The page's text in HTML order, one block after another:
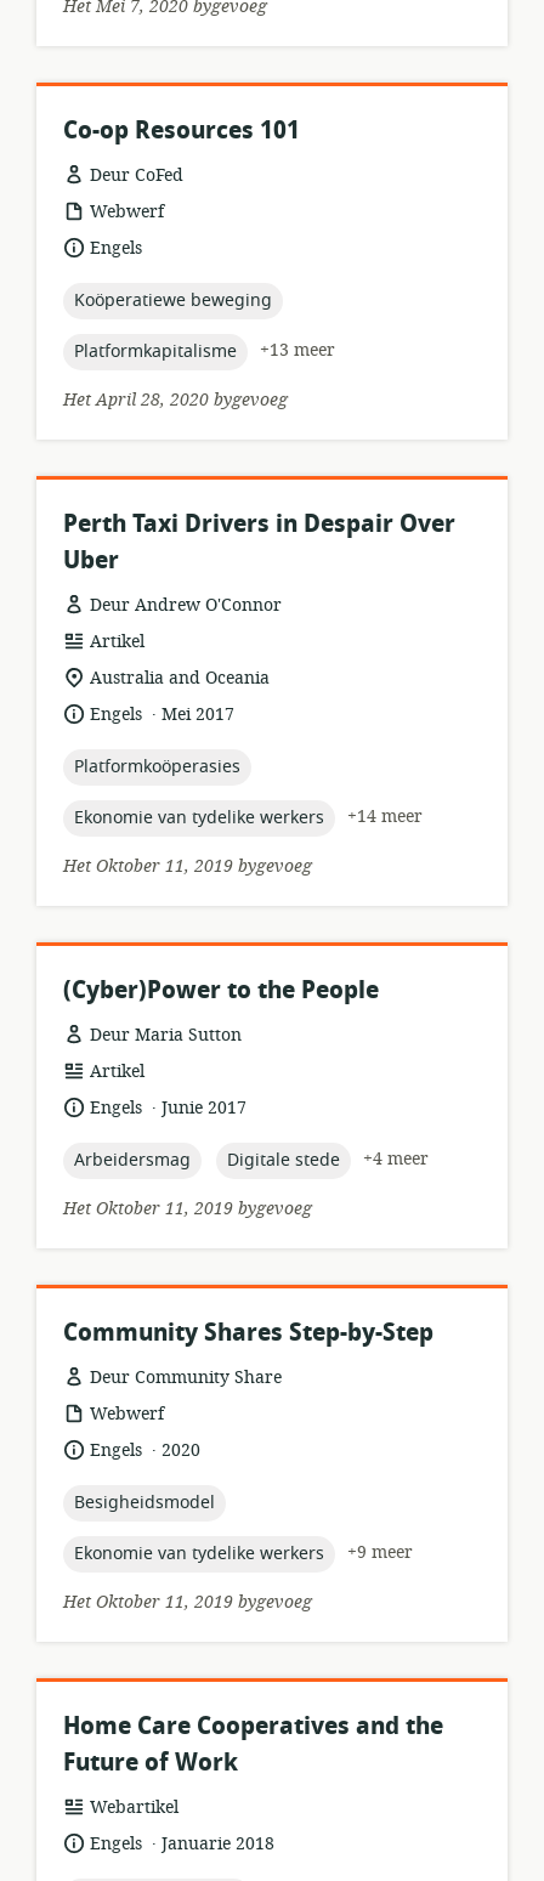
Het Mei 7, 2020 bygevoeg
Co-op Resources 101
Deur CoFed
hulpbronformaat:
Webwerf
taal:Engels
topic:
Koöperatiewe beweging
topic:
Platformkapitalisme
+13 meer
Het April 28, 2020 bygevoeg
Perth Taxi Drivers in Despair Over
Uber
Deur Andrew O'Connor
hulpbronformaat:
Artikel
ligging
van
relevansie:
Australia and Oceania
taal:Engels .
datumMei 2017
topic:
Platformkoöperasies
topic:
Ekonomie van tydelike werkers
+14 meer
Het Oktober 11, 2019 bygevoeg
(Cyber)Power to the People
Deur Maria Sutton
hulpbronformaat:
Artikel
taal:Engels .
datumJunie 2017
topic:
Arbeidersmag topic:
Digitale stede
+4 meer
Het Oktober 11, 2019 bygevoeg
Community Shares Step-by-Step
Deur Community Share
hulpbronformaat:
Webwerf
taal:Engels .
datum
2020
topic:
Besigheidsmodel
topic:
Ekonomie van tydelike werkers
+9 meer
Het Oktober 11, 2019 bygevoeg
Home Care Cooperatives and the
Future of Work
hulpbronformaat:
Webartikel
taal:Engels .
datumJanuarie 2018